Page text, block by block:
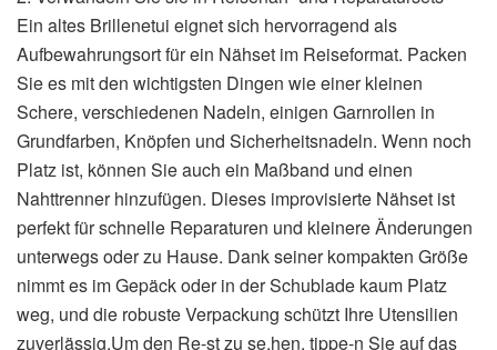
Ein altes Brillenetui eignet sich hervorragend als
Aufbewahrungsort für ein Nähset im Reiseformat. Packen
Sie es mit den wichtigsten Dingen wie einer kleinen
Schere, verschiedenen Nadeln, einigen Garnrollen in
Grundfarben, Knöpfen und Sicherheitsnadeln. Wenn noch
Platz ist, können Sie auch ein Maßband und einen
Nahttrenner hinzufügen. Dieses improvisierte Nähset ist
perfekt für schnelle Reparaturen und kleinere Änderungen
unterwegs oder zu Hause. Dank seiner kompakten Größe
nimmt es im Gepäck oder in der Schublade kaum Platz
weg, und die robuste Verpackung schützt Ihre Utensilien
zuverlässig.Um den Re-st zu se.hen, tippe-n Sie auf das